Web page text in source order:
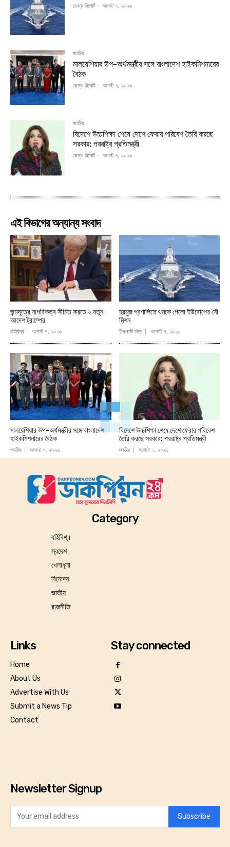
ডেস্ক রিপোর্ট - আগস্ট ৭, ২০২৬
জাতীয়
মালয়েশিয়ার উপ-অর্থমন্ত্রীর সঙ্গে বাংলাদেশ হাইকমিশনারের
বৈঠক
ডেস্ক রিপোর্ট - আগস্ট ৭, ২০২৬
জাতীয়
বিদেশে উচ্চশিক্ষা শেষে দেশে ফেরার পরিবেশ তৈরি করছে
সরকার: পররাষ্ট্র প্রতিমন্ত্রী
ডেস্ক রিপোর্ট - আগস্ট ৭, ২০২৬
এই বিভাগের অন্যান্য সংবাদ
জন্মসূত্রে নাগরিকত্ব সীমিত করতে ২ নতুন
আদেশ ট্রাম্পের
বর্হিবিশ্ব আগস্ট ৭, ২০২৬
হরমুজ প্রণালিতে থমকে গেলো ইউরোপের নৌ
মিশন
ইসলামী বিশ্ব আগস্ট ৭, ২০২৬
মালয়েশিয়ার উপ-অর্থমন্ত্রীর সঙ্গে বাংলাদেশ
হাইকমিশনারের বৈঠক
জাতীয় আগস্ট ৭, ২০২৬
বিদেশে উচ্চশিক্ষা শেষে দেশে ফেরার পরিবেশ
তৈরি করছে সরকার: পররাষ্ট্র প্রতিমন্ত্রী
জাতীয় আগস্ট ৭, ২০২৬
Category
বর্হিবিশ্ব
স্বদেশ
খেলাধূলা
বিনোদন
জাতীয়
রাজনীতি
Links
Home
About Us
Advertise With Us
Submit a News Tip
Contact
Stay connected
Newsletter Signup
Subscribe